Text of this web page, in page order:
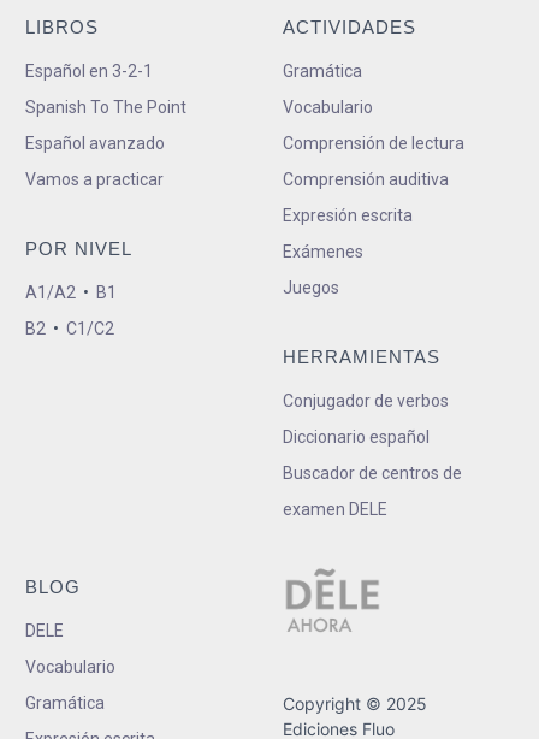
LIBROS
Español en 3-2-1
Spanish To The Point
Español avanzado
Vamos a practicar
POR NIVEL
A1/A2 • B1
B2 • C1/C2
ACTIVIDADES
Gramática
Vocabulario
Comprensión de lectura
Comprensión auditiva
Expresión escrita
Exámenes
Juegos
HERRAMIENTAS
Conjugador de verbos
Diccionario español
Buscador de centros de
examen DELE
BLOG
DELE
Vocabulario
Gramática
Copyright © 2025
Ediciones Fluo